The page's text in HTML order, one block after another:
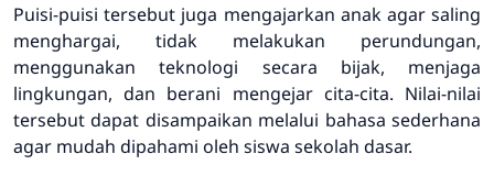
Puisi-puisi tersebut juga mengajarkan anak agar saling
menghargai, tidak melakukan perundungan,
menggunakan teknologi secara bijak, menjaga
lingkungan, dan berani mengejar cita-cita. Nilai-nilai
tersebut dapat disampaikan melalui bahasa sederhana
agar mudah dipahami oleh siswa sekolah dasar.